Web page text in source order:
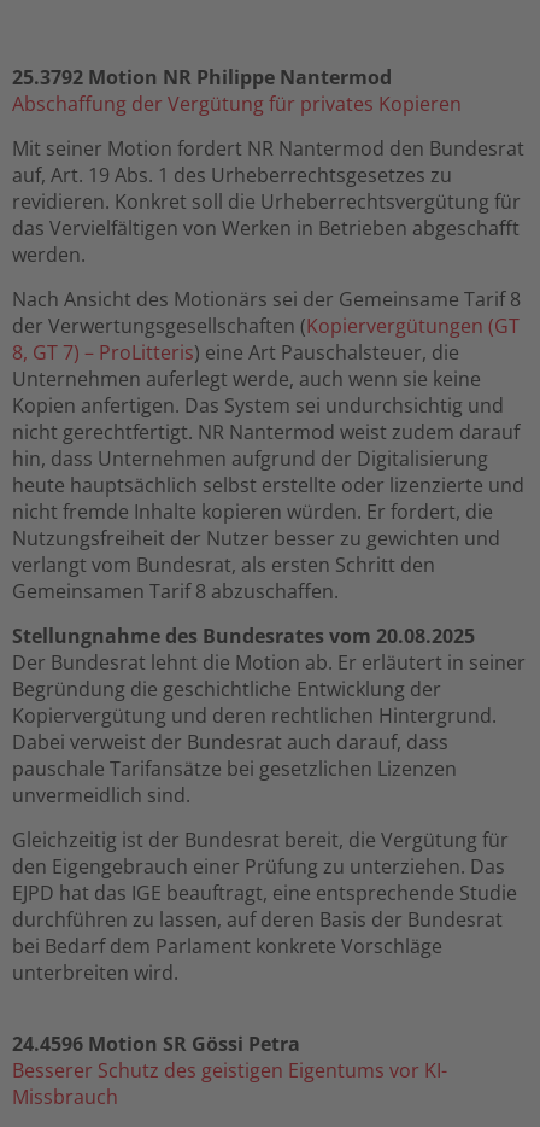
25.3792 Motion NR Philippe Nantermod
Abschaffung der Vergütung für privates Kopieren
Mit seiner Motion fordert NR Nantermod den Bundesrat
auf, Art. 19 Abs. 1 des Urheberrechtsgesetzes zu
revidieren. Konkret soll die Urheberrechtsvergütung für
das Vervielfältigen von Werken in Betrieben abgeschafft
werden.
Nach Ansicht des Motionärs sei der Gemeinsame Tarif 8
der Verwertungsgesellschaften (Kopiervergütungen (GT
8, GT 7) – ProLitteris) eine Art Pauschalsteuer, die
Unternehmen auferlegt werde, auch wenn sie keine
Kopien anfertigen. Das System sei undurchsichtig und
nicht gerechtfertigt. NR Nantermod weist zudem darauf
hin, dass Unternehmen aufgrund der Digitalisierung
heute hauptsächlich selbst erstellte oder lizenzierte und
nicht fremde Inhalte kopieren würden. Er fordert, die
Nutzungsfreiheit der Nutzer besser zu gewichten und
verlangt vom Bundesrat, als ersten Schritt den
Gemeinsamen Tarif 8 abzuschaffen.
Stellungnahme des Bundesrates vom 20.08.2025
Der Bundesrat lehnt die Motion ab. Er erläutert in seiner
Begründung die geschichtliche Entwicklung der
Kopiervergütung und deren rechtlichen Hintergrund.
Dabei verweist der Bundesrat auch darauf, dass
pauschale Tarifansätze bei gesetzlichen Lizenzen
unvermeidlich sind.
Gleichzeitig ist der Bundesrat bereit, die Vergütung für
den Eigengebrauch einer Prüfung zu unterziehen. Das
EJPD hat das IGE beauftragt, eine entsprechende Studie
durchführen zu lassen, auf deren Basis der Bundesrat
bei Bedarf dem Parlament konkrete Vorschläge
unterbreiten wird.
24.4596 Motion SR Gössi Petra
Besserer Schutz des geistigen Eigentums vor KI-
Missbrauch